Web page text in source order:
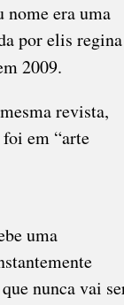
nome era uma
por elis regina
2009.
revista,
foi em “arte
uma
nunca vai